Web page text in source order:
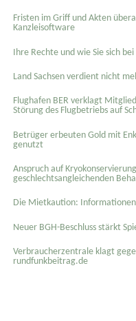
Fristen im Griff und Akten
Kanzleisoftware
Ihre Rechte und wie Sie sich
Land Sachsen verdient nicht
Flughafen BER verklagt
Störung des Flugbetriebs auf
Betrüger erbeuten Gold mit
genutzt
Anspruch auf
geschlechtsangleichenden
Die Mietkaution:
Neuer BGH-Beschluss stärkt
Verbraucherzentrale klagt
rundfunkbeitrag.de